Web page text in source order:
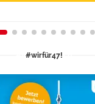
#wirfür47!